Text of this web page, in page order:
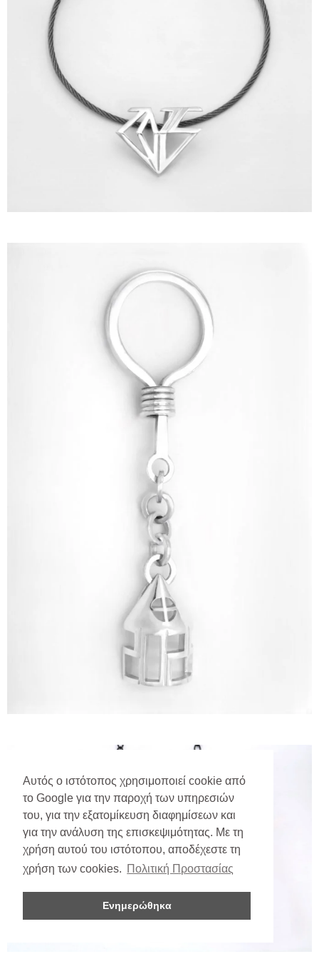
Αυτός ο ιστότοπος χρησιμοποιεί cookie από
το Google για την παροχή των υπηρεσιών
του, για την εξατομίκευση διαφημίσεων και
για την ανάλυση της επισκεψιμότητας. Με τη
χρήση αυτού του ιστότοπου, αποδέχεστε τη
χρήση των cookies. Πολιτική Προστασίας
Ενημερώθηκα